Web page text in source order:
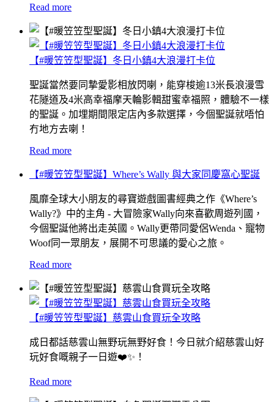
Read more
【#暖笠笠型聖誕】冬日小鎮4大浪漫打卡位
聖誕當然要同摯愛影相放閃喇，能穿梭逾13米長浪漫雪
花隧道及4米高幸福摩天輪影輯甜蜜幸福照，體驗不一樣
的聖誕。加埋期間限定店內多款選擇，今個聖誕就唔怕
冇地方去喇！
Read more
【#暖笠笠型聖誕】Where’s Wally 與大家同慶窩心聖誕
風靡全球大小朋友的尋寶遊戲圖書經典之作《Where’s
Wally?》中的主角 - 大冒險家Wally向來喜歡周遊列國，
今個聖誕他將出走英國。Wally更帶同愛侶Wenda、寵物
Woof同一眾朋友，展開不可思議的愛心之旅。
Read more
【#暖笠笠型聖誕】慈雲山食買玩全攻略
成日都話慈雲山無野玩無野好食！今日就介紹慈雲山好
玩好食嘅親子一日遊❤️✨！
Read more